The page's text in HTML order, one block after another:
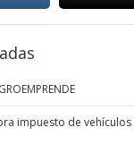
impuesto de vehículos